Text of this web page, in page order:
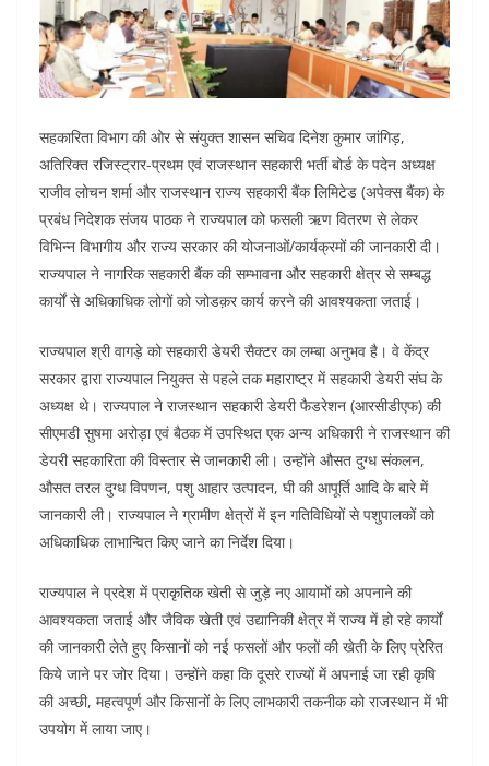
सहकारिता विभाग की ओर से संयुक्त शासन सचिव दिनेश कुमार जांगिड़,
अतिरिक्त रजिस्ट्रार-प्रथम एवं राजस्थान सहकारी भर्ती बोर्ड के पदेन अध्यक्ष
राजीव लोचन शर्मा और राजस्थान राज्य सहकारी बैंक लिमिटेड (अपेक्स बैंक) के
प्रबंध निदेशक संजय पाठक ने राज्यपाल को फसली ऋण वितरण से लेकर
विभिन्न विभागीय और राज्य सरकार की योजनाओं/कार्यक्रमों की जानकारी दी।
राज्यपाल ने नागरिक सहकारी बैंक की सम्भावना और सहकारी क्षेत्र से सम्बद्ध
कार्यों से अधिकाधिक लोगों को जोडक़र कार्य करने की आवश्यकता जताई।
राज्यपाल श्री वागड़े को सहकारी डेयरी सैक्टर का लम्बा अनुभव है। वे केंद्र
सरकार द्वारा राज्यपाल नियुक्त से पहले तक महाराष्ट्र में सहकारी डेयरी संघ के
अध्यक्ष थे। राज्यपाल ने राजस्थान सहकारी डेयरी फैडरेशन (आरसीडीएफ) की
सीएमडी सुषमा अरोड़ा एवं बैठक में उपस्थित एक अन्य अधिकारी ने राजस्थान की
डेयरी सहकारिता की विस्तार से जानकारी ली। उन्होंने औसत दुग्ध संकलन,
औसत तरल दुग्ध विपणन, पशु आहार उत्पादन, घी की आपूर्ति आदि के बारे में
जानकारी ली। राज्यपाल ने ग्रामीण क्षेत्रों में इन गतिविधियों से पशुपालकों को
अधिकाधिक लाभान्वित किए जाने का निर्देश दिया।
राज्यपाल ने प्रदेश में प्राकृतिक खेती से जुड़े नए आयामों को अपनाने की
आवश्यकता जताई और जैविक खेती एवं उद्यानिकी क्षेत्र में राज्य में हो रहे कार्यों
की जानकारी लेते हुए किसानों को नई फसलों और फलों की खेती के लिए प्रेरित
किये जाने पर जोर दिया। उन्होंने कहा कि दूसरे राज्यों में अपनाई जा रही कृषि
की अच्छी, महत्वपूर्ण और किसानों के लिए लाभकारी तकनीक को राजस्थान में भी
उपयोग में लाया जाए।